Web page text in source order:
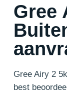
Gree
Gree Airy 2
best